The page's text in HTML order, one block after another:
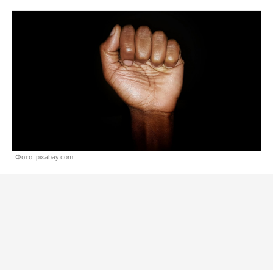
Фото: pixabay.com